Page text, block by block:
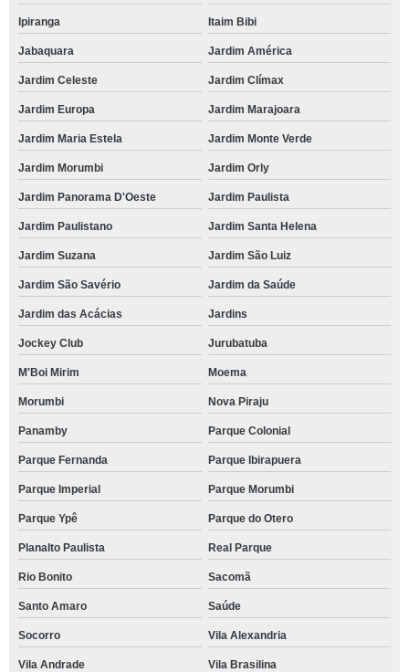
Ipiranga Itaim Bibi
Jabaquara Jardim América
Jardim Celeste Jardim Clímax
Jardim Europa Jardim Marajoara
Jardim Maria Estela Jardim Monte Verde
Jardim Morumbi Jardim Orly
Jardim Panorama D'Oeste Jardim Paulista
Jardim Paulistano Jardim Santa Helena
Jardim Suzana Jardim São Luiz
Jardim São Savério Jardim da Saúde
Jardim das Acácias Jardins
Jockey Club Jurubatuba
M'Boi Mirim Moema
Morumbi Nova Piraju
Panamby Parque Colonial
Parque Fernanda Parque Ibirapuera
Parque Imperial Parque Morumbi
Parque Ypê Parque do Otero
Planalto Paulista Real Parque
Rio Bonito Sacomã
Santo Amaro Saúde
Socorro Vila Alexandria
Vila Andrade Vila Brasilina